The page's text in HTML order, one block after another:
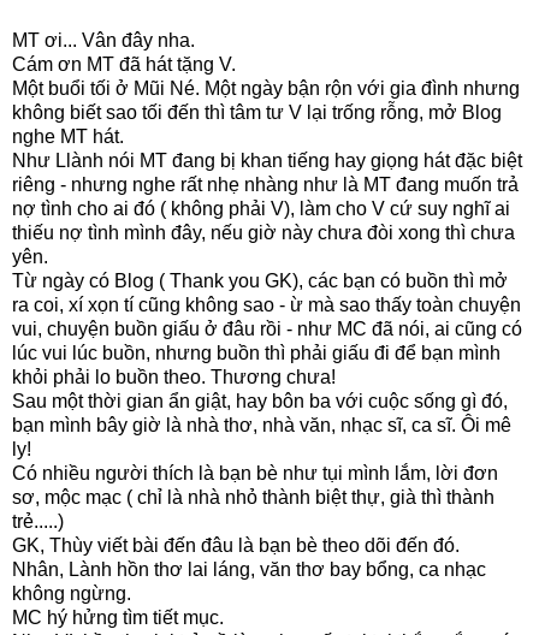
MT ơi... Vân đây nha.
Cám ơn MT đã hát tặng V.
Một buổi tối ở Mũi Né. Một ngày bận rộn với gia đình nhưng
không biết sao tối đến thì tâm tư V lại trống rỗng, mở Blog
nghe MT hát.
Như Llành nói MT đang bị khan tiếng hay giọng hát đặc biệt
riêng - nhưng nghe rất nhẹ nhàng như là MT đang muốn trả
nợ tình cho ai đó ( không phải V), làm cho V cứ suy nghĩ ai
thiếu nợ tình mình đây, nếu giờ này chưa đòi xong thì chưa
yên.
Từ ngày có Blog ( Thank you GK), các bạn có buồn thì mở
ra coi, xí xọn tí cũng không sao - ừ mà sao thấy toàn chuyện
vui, chuyện buồn giấu ở đâu rồi - như MC đã nói, ai cũng có
lúc vui lúc buồn, nhưng buồn thì phải giấu đi để bạn mình
khỏi phải lo buồn theo. Thương chưa!
Sau một thời gian ẩn giật, hay bôn ba với cuộc sống gì đó,
bạn mình bây giờ là nhà thơ, nhà văn, nhạc sĩ, ca sĩ. Ôi mê
ly!
Có nhiều người thích là bạn bè như tụi mình lắm, lời đơn
sơ, mộc mạc ( chỉ là nhà nhỏ thành biệt thự, già thì thành
trẻ.....)
GK, Thùy viết bài đến đâu là bạn bè theo dõi đến đó.
Nhân, Lành hồn thơ lai láng, văn thơ bay bổng, ca nhạc
không ngừng.
MC hý hửng tìm tiết mục.